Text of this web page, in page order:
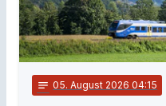
notes 05. August 2026 04:15